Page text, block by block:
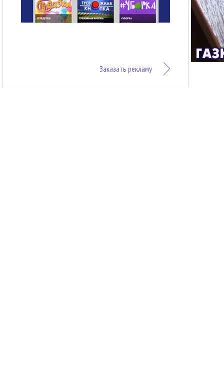
Заказать рекламу